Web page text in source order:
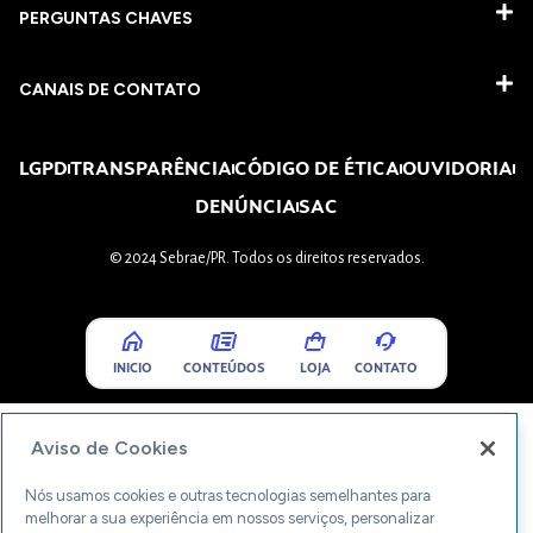
PERGUNTAS CHAVES​
CANAIS DE CONTATO
LGPDTRANSPARÊNCIACÓDIGO DE ÉTICAOUVIDORIA
DENÚNCIASAC
© 2024 Sebrae/PR. Todos os direitos reservados.
INICIO CONTEÚDOS LOJA CONTATO
Aviso de Cookies
Nós usamos cookies e outras tecnologias semelhantes para
melhorar a sua experiência em nossos serviços, personalizar